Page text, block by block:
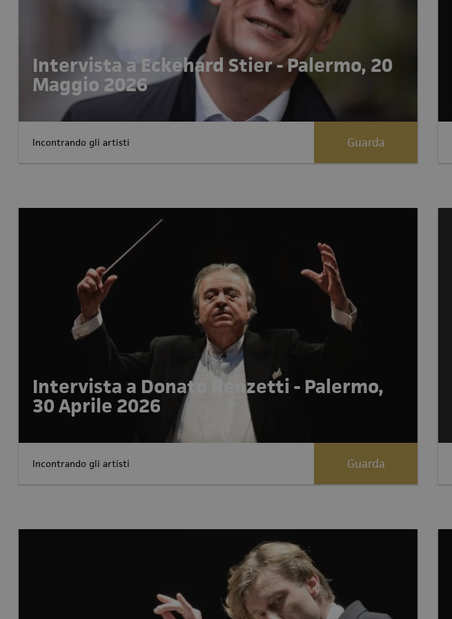
Intervista a Eckehard Stier - Palermo, 20
Maggio 2026
Incontrando gli artisti Guarda
Intervista a Donato Renzetti - Palermo,
30 Aprile 2026
Incontrando gli artisti Guarda